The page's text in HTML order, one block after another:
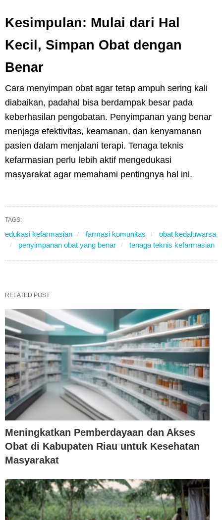
Kesimpulan: Mulai dari Hal
Kecil, Simpan Obat dengan
Benar
Cara menyimpan obat agar tetap ampuh sering kali
diabaikan, padahal bisa berdampak besar pada
keberhasilan pengobatan. Penyimpanan yang benar
menjaga efektivitas, keamanan, dan kenyamanan
pasien dalam menjalani terapi. Tenaga teknis
kefarmasian perlu lebih aktif mengedukasi
masyarakat agar memahami pentingnya hal ini.
TAGS:
edukasi kefarmasian farmasi komunitas
obat kedaluwarsa
penyimpanan obat yang benar
tenaga teknis kefarmasian
RELATED POST
Meningkatkan Pemberdayaan dan Akses
Obat di Kabupaten Riau untuk Kesehatan
Masyarakat